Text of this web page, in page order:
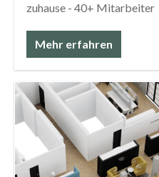
zuhause - 40+ Mitarbeiter
Mehr erfahren